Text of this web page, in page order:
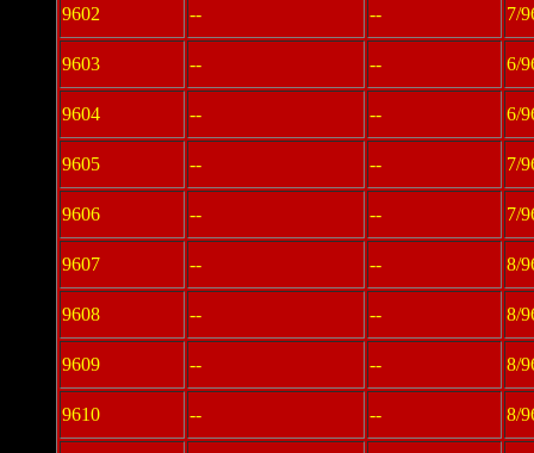
9602 -- -- 7/
9603 -- -- 6/
9604 -- -- 6/
9605 -- -- 7/
9606 -- -- 7/
9607 -- -- 8/
9608 -- -- 8/
9609 -- -- 8/
9610 -- -- 8/